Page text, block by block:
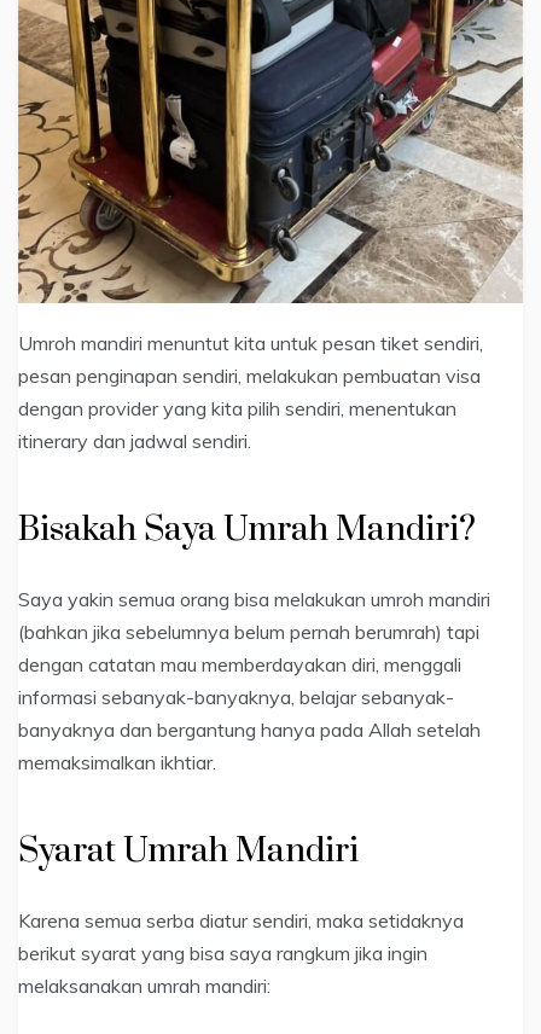
Umroh mandiri menuntut kita untuk pesan tiket sendiri,
pesan penginapan sendiri, melakukan pembuatan visa
dengan provider yang kita pilih sendiri, menentukan
itinerary dan jadwal sendiri.
Bisakah Saya Umrah Mandiri?
Saya yakin semua orang bisa melakukan umroh mandiri
(bahkan jika sebelumnya belum pernah berumrah) tapi
dengan catatan mau memberdayakan diri, menggali
informasi sebanyak-banyaknya, belajar sebanyak-
banyaknya dan bergantung hanya pada Allah setelah
memaksimalkan ikhtiar.
Syarat Umrah Mandiri
Karena semua serba diatur sendiri, maka setidaknya
berikut syarat yang bisa saya rangkum jika ingin
melaksanakan umrah mandiri: